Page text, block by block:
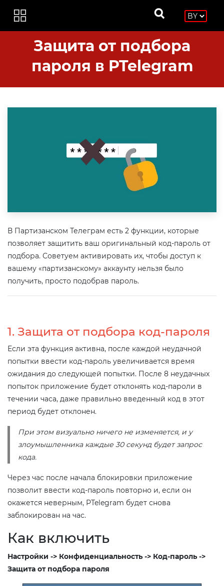
Защита от подбора
пароля в PTelegram
В Партизанском Телеграм есть 2 функции, которые
позволяет защитить ваш оригинальный код-пароль от
подбора. Советуем активировать их, чтобы доступ к
вашему «партизанскому» аккаунту нельзя было
получить, просто подобрав пароль.
1. Защита от подбора код-пароля
Если эта функция активна, после каждой неудачной
попытки ввести код-пароль увеличивается время
ожидания до следующей попытки. После 8 неудачных
попыток приложение будет отклонять код-пароли в
течении часа, даже правильно введенный код в этот
период будет отклонен.
При этом визуально ничего не изменяется, и у
злоумышленника каждые 30 секунд будет запрос
кода.
Через час после начала блокировки приложение
позволит ввести код-пароль повторно и, если он
окажется неверным, PTelegram будет снова
заблокирован на час.
Как включить
Настройки -> Конфиденциальность -> Код-пароль ->
Защита от подбора пароля